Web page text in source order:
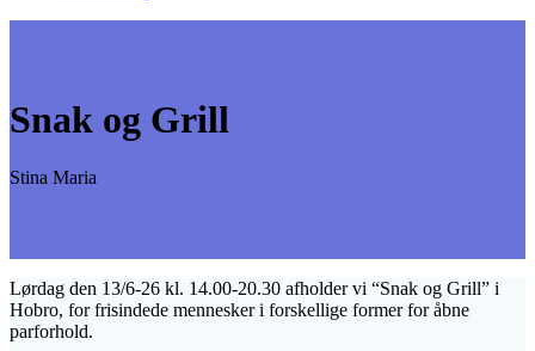
Snak og Grill
Stina Maria
Lørdag den 13/6-26 kl. 14.00-20.30 afholder vi “Snak og Grill” i
Hobro, for frisindede mennesker i forskellige former for åbne
parforhold.